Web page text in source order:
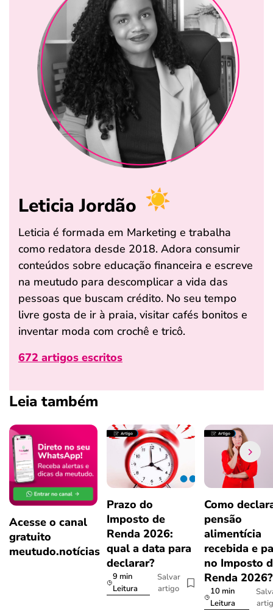
Leticia Jordão
Leticia é formada em Marketing e trabalha
como redatora desde 2018. Adora consumir
conteúdos sobre educação financeira e escreve
na meutudo para descomplicar a vida das
pessoas que buscam crédito. No seu tempo
livre gosta de ir à praia, visitar cafés bonitos e
inventar moda com crochê e tricô.
672 artigos escritos
Leia também
Acesse o canal
gratuito
meutudo.notícias
Prazo do
Imposto de
Renda 2026:
qual a data para
declarar?
9 min
Leitura
Salvar
artigo
Como
pensão
alimentícia
recebida e
no Imposto
Renda
10 min
Leitura